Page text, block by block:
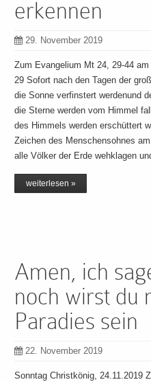
erkennen
29. November 2019
Zum Evangelium Mt 24, 29-44
29 Sofort nach den Tagen der
die Sonne verfinstert werdenund
die Sterne werden vom Himmel
des Himmels werden erschüttert
Zeichen des Menschensohnes
alle Völker der Erde wehklagen
weiterlesen »
Amen, ich
noch wirst du
Paradies sein
22. November 2019
Sonntag Christkönig, 24.11.2019